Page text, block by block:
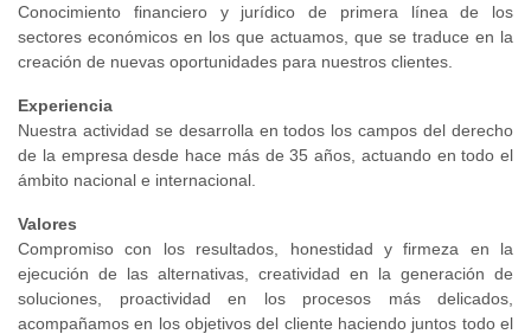
Conocimiento financiero y jurídico de primera línea de los
sectores económicos en los que actuamos, que se traduce en la
creación de nuevas oportunidades para nuestros clientes.
Experiencia
Nuestra actividad se desarrolla en todos los campos del derecho
de la empresa desde hace más de 35 años, actuando en todo el
ámbito nacional e internacional.
Valores
Compromiso con los resultados, honestidad y firmeza en la
ejecución de las alternativas, creatividad en la generación de
soluciones, proactividad en los procesos más delicados,
acompañamos en los objetivos del cliente haciendo juntos todo el